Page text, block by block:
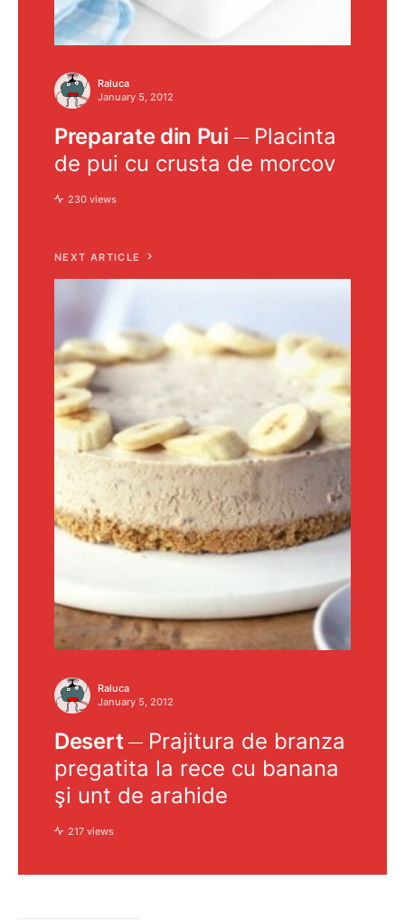
Raluca
January 5, 2012
Preparate din Pui
Placinta
de pui cu crusta de morcov
230 views
NEXT ARTICLE
Raluca
January 5, 2012
Desert
Prajitura de branza
pregatita la rece cu banana
şi unt de arahide
217 views